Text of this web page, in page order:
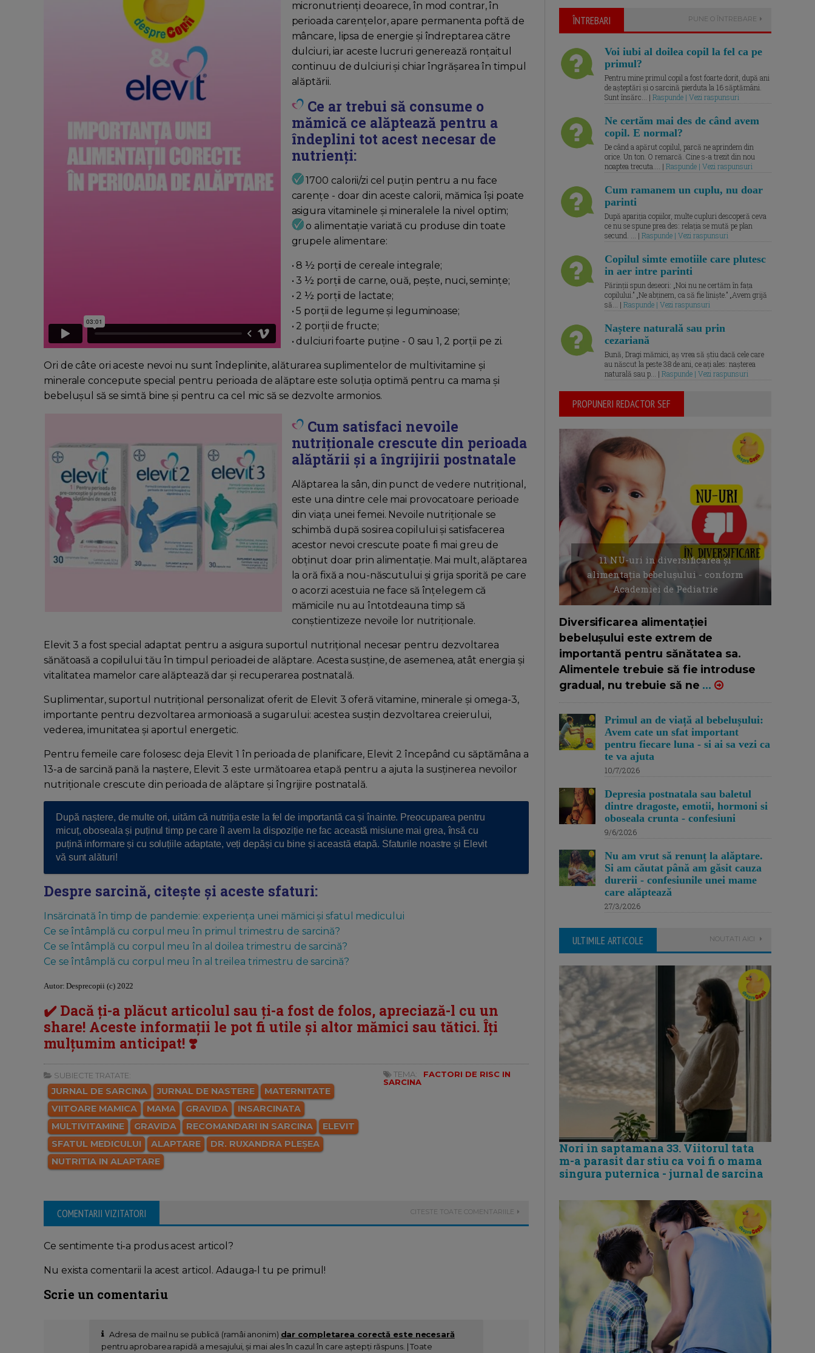
micronutrienți deoarece, în mod contrar, în
perioada carențelor, apare permanenta poftă de
mâncare, lipsa de energie și îndreptarea către
dulciuri, iar aceste lucruri generează ronțaitul
continuu de dulciuri și chiar îngrășarea în timpul
alăptării.
Ce ar trebui să consume o
mămică ce alăptează pentru a
îndeplini tot acest necesar de
nutrienți:
1700 calorii/zi cel puțin pentru a nu face
carențe - doar din aceste calorii, mămica își poate
asigura vitaminele și mineralele la nivel optim;
o alimentație variată cu produse din toate
grupele alimentare:
• 8 ½ porții de cereale integrale;
• 3 ½ porții de carne, ouă, pește, nuci, semințe;
• 2 ½ porții de lactate;
• 5 porții de legume și leguminoase;
• 2 porții de fructe;
• dulciuri foarte puține - 0 sau 1, 2 porții pe zi.
Ori de câte ori aceste nevoi nu sunt îndeplinite, alăturarea suplimentelor de multivitamine și
minerale concepute special pentru perioada de alăptare este soluția optimă pentru ca mama și
bebelușul să se simtă bine și pentru ca cel mic să se dezvolte armonios.
Cum satisfaci nevoile
nutriționale crescute din perioada
alăptării și a îngrijirii postnatale
Alăptarea la sân, din punct de vedere nutrițional,
este una dintre cele mai provocatoare perioade
din viața unei femei. Nevoile nutriționale se
schimbă după sosirea copilului și satisfacerea
acestor nevoi crescute poate fi mai greu de
obținut doar prin alimentație. Mai mult, alăptarea
la oră fixă a nou-născutului și grija sporită pe care
o acorzi acestuia ne face să înțelegem că
mămicile nu au întotdeauna timp să
conștientizeze nevoile lor nutriționale.
Elevit 3 a fost special adaptat pentru a asigura suportul nutrițional necesar pentru dezvoltarea
sănătoasă a copilului tău în timpul perioadei de alăptare. Acesta susține, de asemenea, atât energia și
vitalitatea mamelor care alăptează dar și recuperarea postnatală.
Suplimentar, suportul nutrițional personalizat oferit de Elevit 3 oferă vitamine, minerale și omega-3,
importante pentru dezvoltarea armonioasă a sugarului: acestea susțin dezvoltarea creierului,
vederea, imunitatea și aportul energetic.
Pentru femeile care folosesc deja Elevit 1 în perioada de planificare, Elevit 2 începând cu săptămâna a
13-a de sarcină pană la naștere, Elevit 3 este următoarea etapă pentru a ajuta la susținerea nevoilor
nutriționale crescute din perioada de alăptare și îngrijire postnatală.
După naștere, de multe ori, uităm că nutriția este la fel de importantă ca și înainte. Preocuparea pentru
micuț, oboseala și puținul timp pe care îl avem la dispoziție ne fac această misiune mai grea, însă cu
puțină informare și cu soluțiile adaptate, veți depăși cu bine și această etapă. Sfaturile noastre și Elevit
vă sunt alături!
Despre sarcină, citește și aceste sfaturi:
Insărcinată în timp de pandemie: experiența unei mămici și sfatul medicului
Ce se întâmplă cu corpul meu în primul trimestru de sarcină?
Ce se întâmplă cu corpul meu în al doilea trimestru de sarcină?
Ce se întâmplă cu corpul meu în al treilea trimestru de sarcină?
Autor: Desprecopii (c) 2022
✔️ Dacă ți-a plăcut articolul sau ți-a fost de folos, apreciază-l cu un
share! Aceste informații le pot fi utile și altor mămici sau tătici. Îți
mulțumim anticipat! ❣️
SUBIECTE TRATATE:
JURNAL DE SARCINA JURNAL DE NASTERE
MATERNITATE
VIITOARE MAMICA
MAMA GRAVIDA
INSARCINATA
MULTIVITAMINE
GRAVIDA RECOMANDARI IN SARCINA
ELEVIT
SFATUL MEDICULUI
ALAPTARE
DR. RUXANDRA PLEȘEA
NUTRITIA IN ALAPTARE
TEMA:
FACTORI DE RISC IN
SARCINA
COMENTARII VIZITATORI CITESTE TOATE COMENTARIILE
Ce sentimente ti-a produs acest articol?
Nu exista comentarii la acest articol. Adauga-l tu pe primul!
Scrie un comentariu
Adresa de mail nu se publică (ramâi anonim) dar completarea corectă este necesară
pentru aprobarea rapidă a mesajului, și mai ales în cazul în care aștepți răspuns. | Toate
ÎNTREBARI PUNE O ÎNTREBARE
Voi iubi al doilea copil la fel ca pe
primul?
Pentru mine primul copil a fost foarte dorit, după ani
de așteptări și o sarcină pierduta la 16 săptămâni.
Sunt însărc... | Raspunde | Vezi raspunsuri
Ne certăm mai des de când avem
copil. E normal?
De când a apărut copilul, parcă ne aprindem din
orice. Un ton. O remarcă. Cine s-a trezit din nou
noaptea trecuta.... | Raspunde | Vezi raspunsuri
Cum ramanem un cuplu, nu doar
parinti
După apariția copiilor, multe cupluri descoperă ceva
ce nu se spune prea des: relația se mută pe plan
secund. ... | Raspunde | Vezi raspunsuri
Copilul simte emotiile care plutesc
in aer intre parinti
Părinții spun deseori: „Noi nu ne certăm în fața
copilului.” „Ne abținem, ca să fie liniște.” „Avem grijă
să... | Raspunde | Vezi raspunsuri
Naștere naturală sau prin
cezariană
Bună, Dragi mămici, aș vrea să știu dacă cele care
au născut la peste 38 de ani, ce ați ales: nașterea
naturală sau p... | Raspunde | Vezi raspunsuri
PROPUNERI REDACTOR SEF
11 NU-uri in diversificarea și
alimentația bebelușului - conform
Academiei de Pediatrie
Diversificarea alimentației
bebelușului este extrem de
importantă pentru sănătatea sa.
Alimentele trebuie să fie introduse
gradual, nu trebuie să ne ...
Primul an de viață al bebelușului:
Avem cate un sfat important
pentru fiecare luna - si ai sa vezi ca
te va ajuta
10/7/2026
Depresia postnatala sau baletul
dintre dragoste, emotii, hormoni si
oboseala crunta - confesiuni
9/6/2026
Nu am vrut să renunț la alăptare.
Si am căutat până am găsit cauza
durerii - confesiunile unei mame
care alăptează
27/3/2026
ULTIMILE ARTICOLE NOUTATI AICI
Nori in saptamana 33. Viitorul tata
m-a parasit dar stiu ca voi fi o mama
singura puternica - jurnal de sarcina